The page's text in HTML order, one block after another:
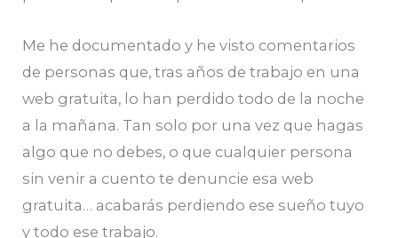
Me he documentado y he visto comentarios
de personas que, tras años de trabajo en una
web gratuita, lo han perdido todo de la noche
a la mañana. Tan solo por una vez que hagas
algo que no debes, o que cualquier persona
sin venir a cuento te denuncie esa web
gratuita… acabarás perdiendo ese sueño tuyo
y todo ese trabajo.